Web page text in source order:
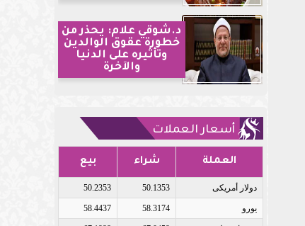
د.شوقي علام: يحذر من
خطورة عقوق الوالدين
وتأثيره على الدنيا
والآخرة
أسعار العملات
العملة شراء بيع
دولار أمريكى 50.1353
50.2353
يورو 58.3174
58.4437